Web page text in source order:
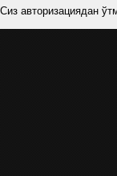
Сиз авторизациядан